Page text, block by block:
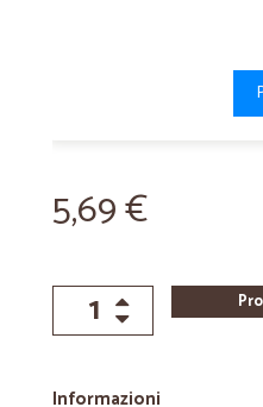
5,69 €
Informazioni